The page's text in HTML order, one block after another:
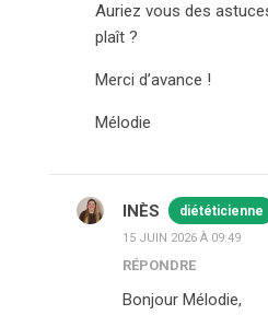
Auriez vous des
plaît ?
Merci d’avance !
Mélodie
INÈS diététicienne
15 JUIN 2026 À 09:49
RÉPONDRE
Bonjour Mélodie,